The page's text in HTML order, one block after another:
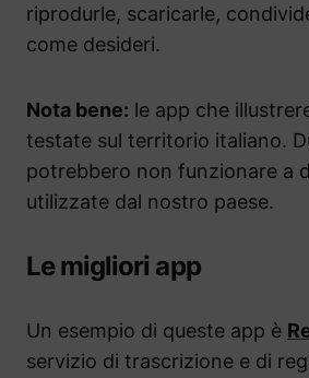
riprodurle, scaricarle,
come desideri.
Nota bene: le app che
testate sul territorio italiano.
potrebbero non funzionare a
utilizzate dal nostro paese.
Le migliori app
Un esempio di queste app è
servizio di trascrizione e di